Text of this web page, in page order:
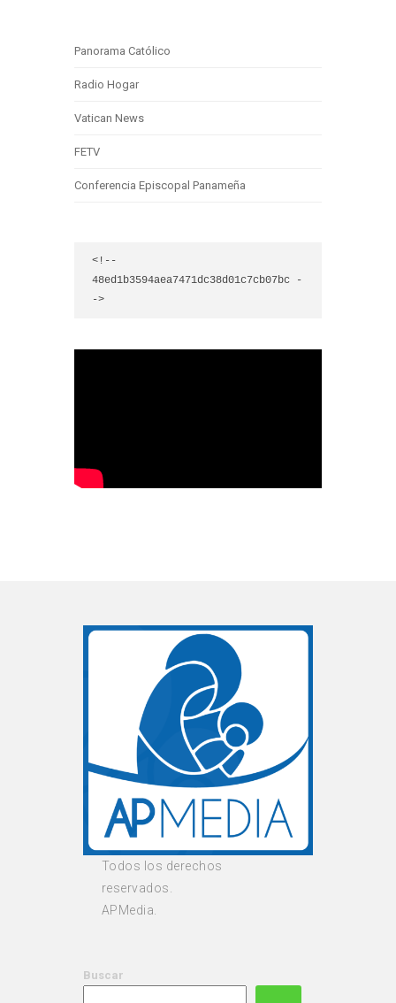
Panorama Católico
Radio Hogar
Vatican News
FETV
Conferencia Episcopal Panameña
<!--
48ed1b3594aea7471dc38d01c7cb07bc -
->
Todos los derechos
reservados.
APMedia.
Buscar